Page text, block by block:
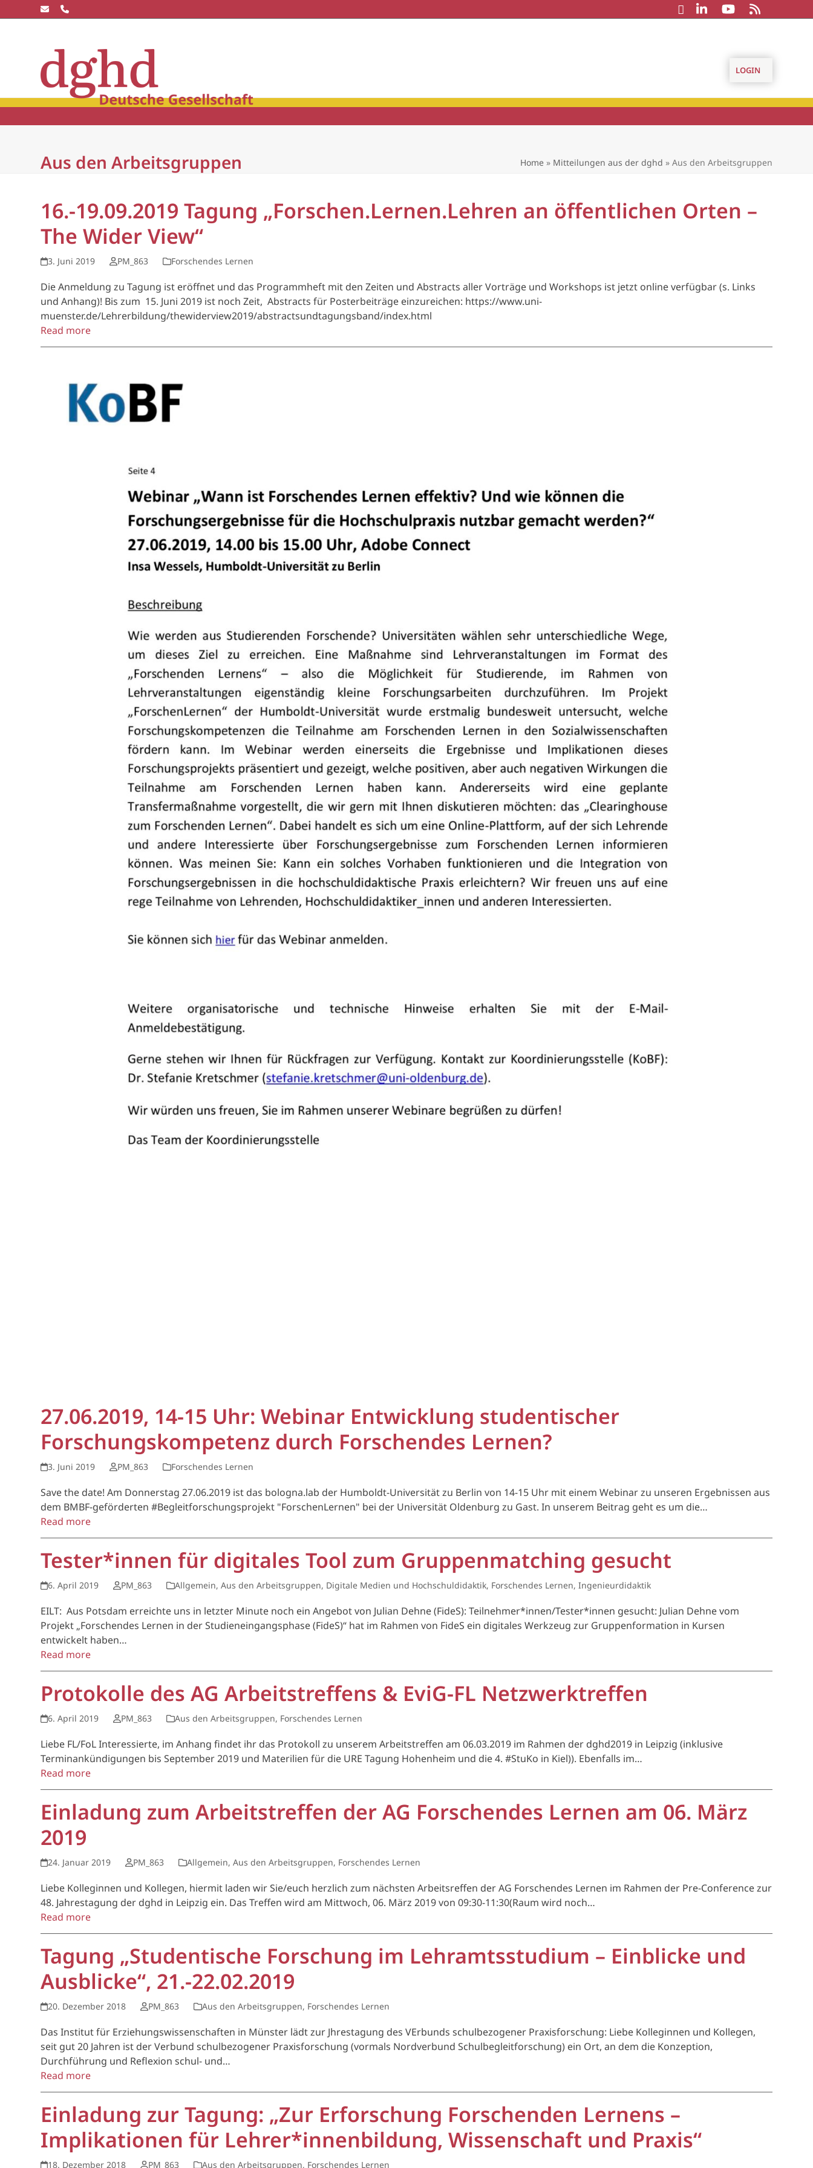
to
LOGIN
Aus den Arbeitsgruppen Home» Mitteilungen aus der dghd » Aus den Arbeitsgruppen
16.-19.09.2019 Tagung „Forschen.Lernen.Lehren an öffentlichen Orten –
The Wider View“
3. Juni 2019 PM_863 Forschendes Lernen
Die Anmeldung zu Tagung ist eröffnet und das Programmheft mit den Zeiten und Abstracts aller Vorträge und Workshops ist jetzt online verfügbar (s. Links
und Anhang)! Bis zum 15. Juni 2019 ist noch Zeit, Abstracts für Posterbeiträge einzureichen: https://www.uni-
muenster.de/Lehrerbildung/thewiderview2019/abstractsundtagungsband/index.html
Read more
27.06.2019, 14-15 Uhr: Webinar Entwicklung studentischer
Forschungskompetenz durch Forschendes Lernen?
3. Juni 2019 PM_863 Forschendes Lernen
Save the date! Am Donnerstag 27.06.2019 ist das bologna.lab der Humboldt-Universität zu Berlin von 14-15 Uhr mit einem Webinar zu unseren Ergebnissen aus
dem BMBF-geförderten #Begleitforschungsprojekt "ForschenLernen" bei der Universität Oldenburg zu Gast. In unserem Beitrag geht es um die…
Read more
Tester*innen für digitales Tool zum Gruppenmatching gesucht
6. April 2019 PM_863 Allgemein, Aus den Arbeitsgruppen, Digitale Medien und Hochschuldidaktik, Forschendes Lernen, Ingenieurdidaktik
EILT: Aus Potsdam erreichte uns in letzter Minute noch ein Angebot von Julian Dehne (FideS): Teilnehmer*innen/Tester*innen gesucht: Julian Dehne vom
Projekt „Forschendes Lernen in der Studieneingangsphase (FideS)“ hat im Rahmen von FideS ein digitales Werkzeug zur Gruppenformation in Kursen
entwickelt haben…
Read more
Protokolle des AG Arbeitstreffens & EviG-FL Netzwerktreffen
6. April 2019 PM_863 Aus den Arbeitsgruppen, Forschendes Lernen
Liebe FL/FoL Interessierte, im Anhang findet ihr das Protokoll zu unserem Arbeitstreffen am 06.03.2019 im Rahmen der dghd2019 in Leipzig (inklusive
Terminankündigungen bis September 2019 und Materilien für die URE Tagung Hohenheim und die 4. #StuKo in Kiel)). Ebenfalls im…
Read more
Einladung zum Arbeitstreffen der AG Forschendes Lernen am 06. März
2019
24. Januar 2019 PM_863 Allgemein, Aus den Arbeitsgruppen, Forschendes Lernen
Liebe Kolleginnen und Kollegen, hiermit laden wir Sie/euch herzlich zum nächsten Arbeitsreffen der AG Forschendes Lernen im Rahmen der Pre-Conference zur
48. Jahrestagung der dghd in Leipzig ein. Das Treffen wird am Mittwoch, 06. März 2019 von 09:30-11:30(Raum wird noch…
Read more
Tagung „Studentische Forschung im Lehramtsstudium – Einblicke und
Ausblicke“, 21.-22.02.2019
20. Dezember 2018 PM_863 Aus den Arbeitsgruppen, Forschendes Lernen
Das Institut für Erziehungswissenschaften in Münster lädt zur Jhrestagung des VErbunds schulbezogener Praxisforschung: Liebe Kolleginnen und Kollegen,
seit gut 20 Jahren ist der Verbund schulbezogener Praxisforschung (vormals Nordverbund Schulbegleitforschung) ein Ort, an dem die Konzeption,
Durchführung und Reflexion schul- und…
Read more
Einladung zur Tagung: „Zur Erforschung Forschenden Lernens –
Implikationen für Lehrer*innenbildung, Wissenschaft und Praxis“
18. Dezember 2018 PM_863 Aus den Arbeitsgruppen, Forschendes Lernen